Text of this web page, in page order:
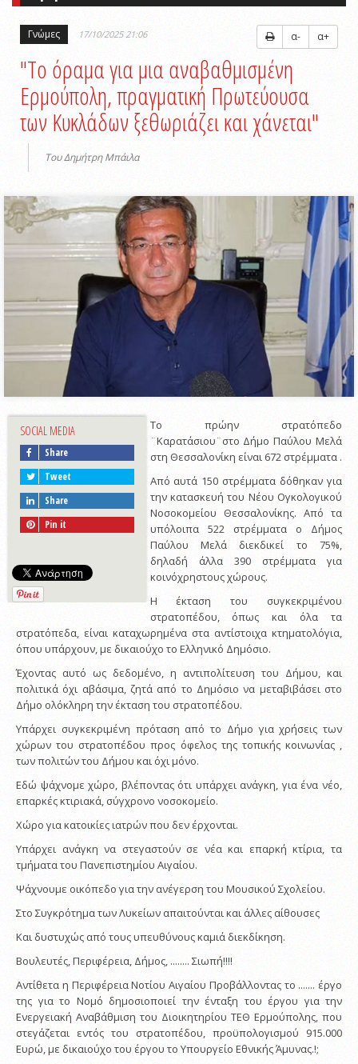
Γνώμες 17/10/2025 21:06 α- α+
"Το όραμα για μια αναβαθμισμένη
Ερμούπολη, πραγματική Πρωτεύουσα
των Κυκλάδων ξεθωριάζει και χάνεται"
Του Δημήτρη Μπάιλα
SOCIAL MEDIA
Share
Tweet
Share
Pin it
Το πρώην στρατόπεδο
¨Καρατάσιου¨στο Δήμο Παύλου Μελά
στη Θεσσαλονίκη είναι 672 στρέμματα .
Από αυτά 150 στρέμματα δόθηκαν για
την κατασκευή του Νέου Ογκολογικού
Νοσοκομείου Θεσσαλονίκης. Από τα
υπόλοιπα 522 στρέμματα ο Δήμος
Παύλου Μελά διεκδικεί το 75%,
δηλαδή άλλα 390 στρέμματα για
κοινόχρηστους χώρους.
Η έκταση του συγκεκριμένου
στρατοπέδου, όπως και όλα τα
στρατόπεδα, είναι καταχωρημένα στα αντίστοιχα κτηματολόγια,
όπου υπάρχουν, με δικαιούχο το Ελληνικό Δημόσιο.
Έχοντας αυτό ως δεδομένο, η αντιπολίτευση του Δήμου, και
πολιτικά όχι αβάσιμα, ζητά από το Δημόσιο να μεταβιβάσει στο
Δήμο ολόκληρη την έκταση του στρατοπέδου.
Υπάρχει συγκεκριμένη πρόταση από το Δήμο για χρήσεις των
χώρων του στρατοπέδου προς όφελος της τοπικής κοινωνίας ,
των πολιτών του Δήμου και όχι μόνο.
Εδώ ψάχνομε χώρο, βλέποντας ότι υπάρχει ανάγκη, για ένα νέο,
επαρκές κτιριακά, σύγχρονο νοσοκομείο.
Χώρο για κατοικίες ιατρών που δεν έρχονται.
Υπάρχει ανάγκη να στεγαστούν σε νέα και επαρκή κτίρια, τα
τμήματα του Πανεπιστημίου Αιγαίου.
Ψάχνουμε οικόπεδο για την ανέγερση του Μουσικού Σχολείου.
Στο Συγκρότημα των Λυκείων απαιτούνται και άλλες αίθουσες
Και δυστυχώς από τους υπευθύνους καμιά διεκδίκηση.
Βουλευτές, Περιφέρεια, Δήμος, ........ Σιωπή!!!!
Αντίθετα η Περιφέρεια Νοτίου Αιγαίου Προβάλλοντας το ....... έργο
της για το Νομό δημοσιοποιεί την ένταξη του έργου για την
Ενεργειακή Αναβάθμιση του Διοικητηρίου ΤΕΘ Ερμούπολης, που
στεγάζεται εντός του στρατοπέδου, προϋπολογισμού 915.000
Ευρώ, με δικαιούχο του έργου το Υπουργείο Εθνικής Άμυνας.!;